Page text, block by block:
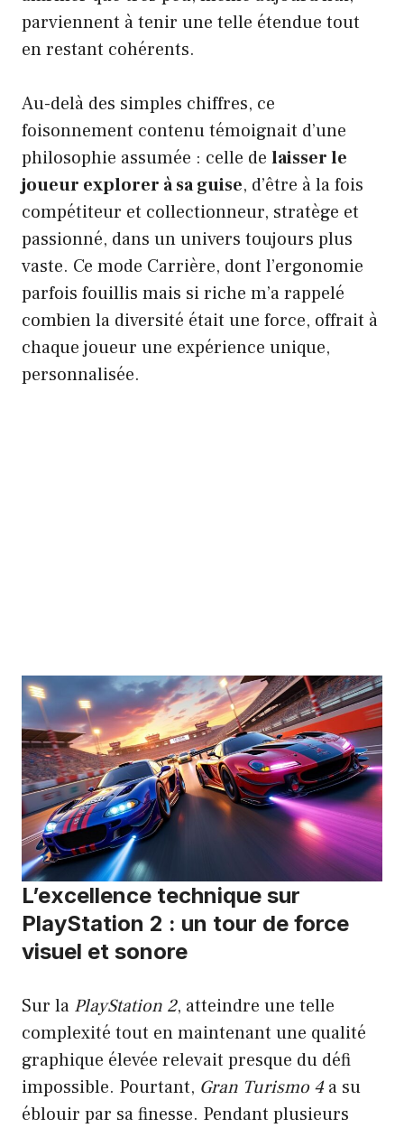
parviennent à tenir une telle étendue tout
en restant cohérents.
Au-delà des simples chiffres, ce
foisonnement contenu témoignait d’une
philosophie assumée : celle de laisser le
joueur explorer à sa guise, d’être à la fois
compétiteur et collectionneur, stratège et
passionné, dans un univers toujours plus
vaste. Ce mode Carrière, dont l’ergonomie
parfois fouillis mais si riche m’a rappelé
combien la diversité était une force, offrait à
chaque joueur une expérience unique,
personnalisée.
L’excellence technique sur
PlayStation 2 : un tour de force
visuel et sonore
Sur la PlayStation 2, atteindre une telle
complexité tout en maintenant une qualité
graphique élevée relevait presque du défi
impossible. Pourtant, Gran Turismo 4a su
éblouir par sa finesse. Pendant plusieurs